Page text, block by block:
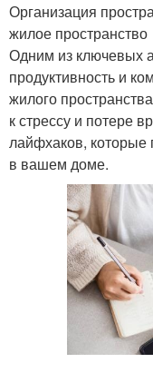
Организация
жилое пространство
Одним из ключевых
продуктивность и
жилого
к стрессу и потере
лайфхаков, которые
в вашем доме.